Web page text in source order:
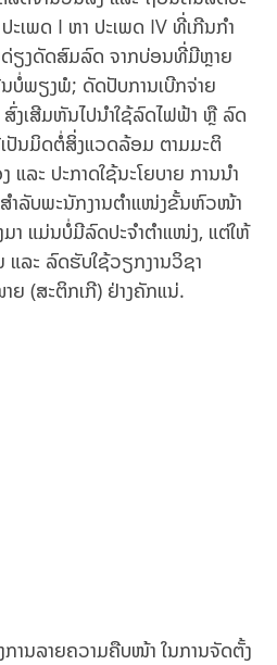
ະເພດ I ຫາ ປະເພດ IV ທີ່ເກີນກໍາ
ຽງດັດສົມລົດ ຈາກບ່ອນທີ່ມີຫຼາຍ
ບໍ່ພຽງພໍ; ດັດປັບການເບີກຈ່າຍ
ງເສີມຫັນໄປນຳໃຊ້ລົດໄຟຟ້າ ຫຼື ລົດ
ປັນມິດຕໍ່ສິ່ງແວດລ້ອມ ຕາມມະຕິ
ລະ ປະກາດໃຊ້ນະໂຍບາຍ ການນໍາ
າລັບພະນັກງານຕຳແໜ່ງຂັ້ນຫົວໜ້າ
ແມ່ນບໍ່ມີລົດປະຈຳຕຳແໜ່ງ, ແຕ່ໃຫ້
ລະ ລົດຮັບໃຊ້ວຽກງານວິຊາ
ຍ (ສະຕິກເກີ) ຢ່າງຄັກແນ່.
ານລາຍຄວາມຄືບໜ້າ ໃນການຈັດຕັ້ງ